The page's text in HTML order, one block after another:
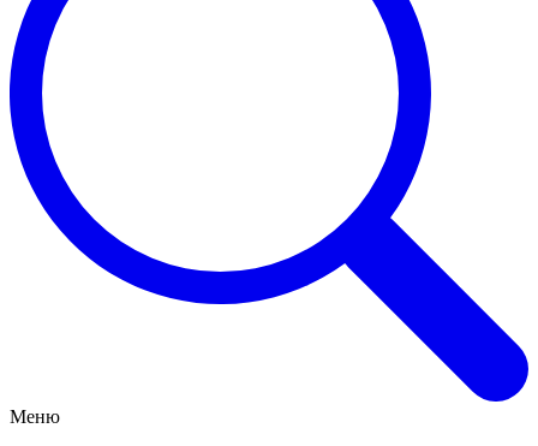
Меню